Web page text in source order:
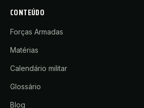
CONTEÚDO
Forças Armadas
Matérias
Calendário militar
Glossário
Blog